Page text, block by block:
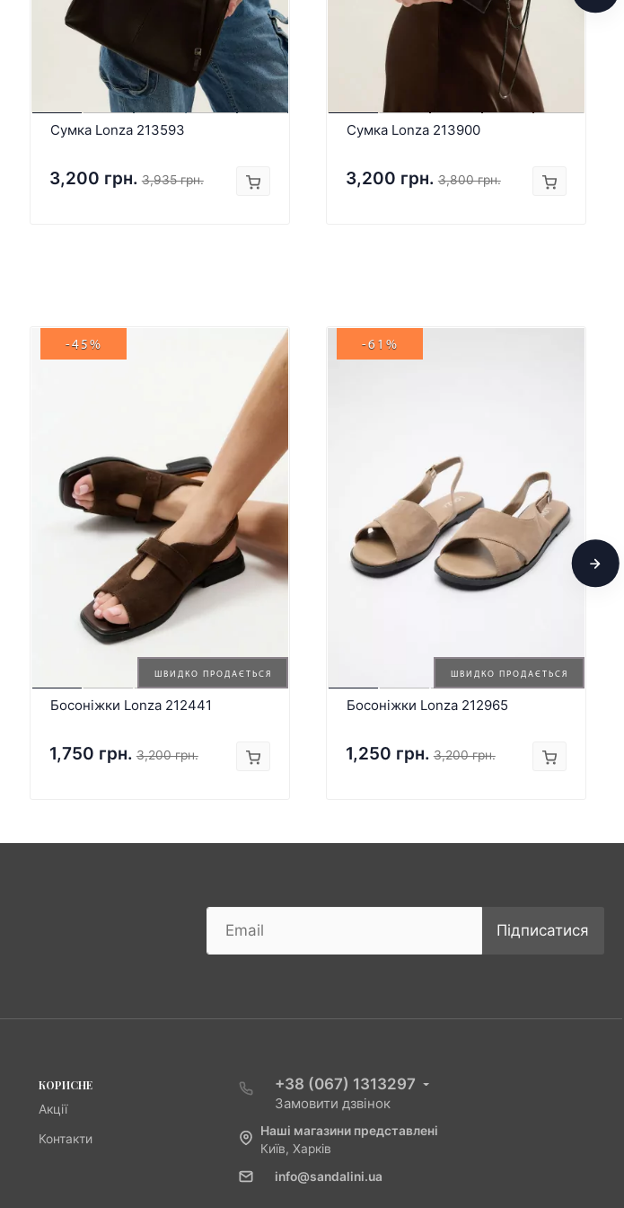
Сумка Lonza 213593
3,200 грн. 3,935 грн.
Сумка Lonza 213900
3,200 грн. 3,800 грн.
ШВИДКО ПРОДАЄТЬСЯ
-45%
Босоніжки Lonza 212441
1,750 грн. 3,200 грн.
ШВИДКО ПРОДАЄТЬСЯ
-61%
Босоніжки Lonza 212965
1,250 грн. 3,200 грн.
Підписатися
КОРИСНЕ
Акції
Контакти
+38 (067) 1313297
Замовити дзвінок
Наші магазини представлені
Київ, Харків
info@sandalini.ua